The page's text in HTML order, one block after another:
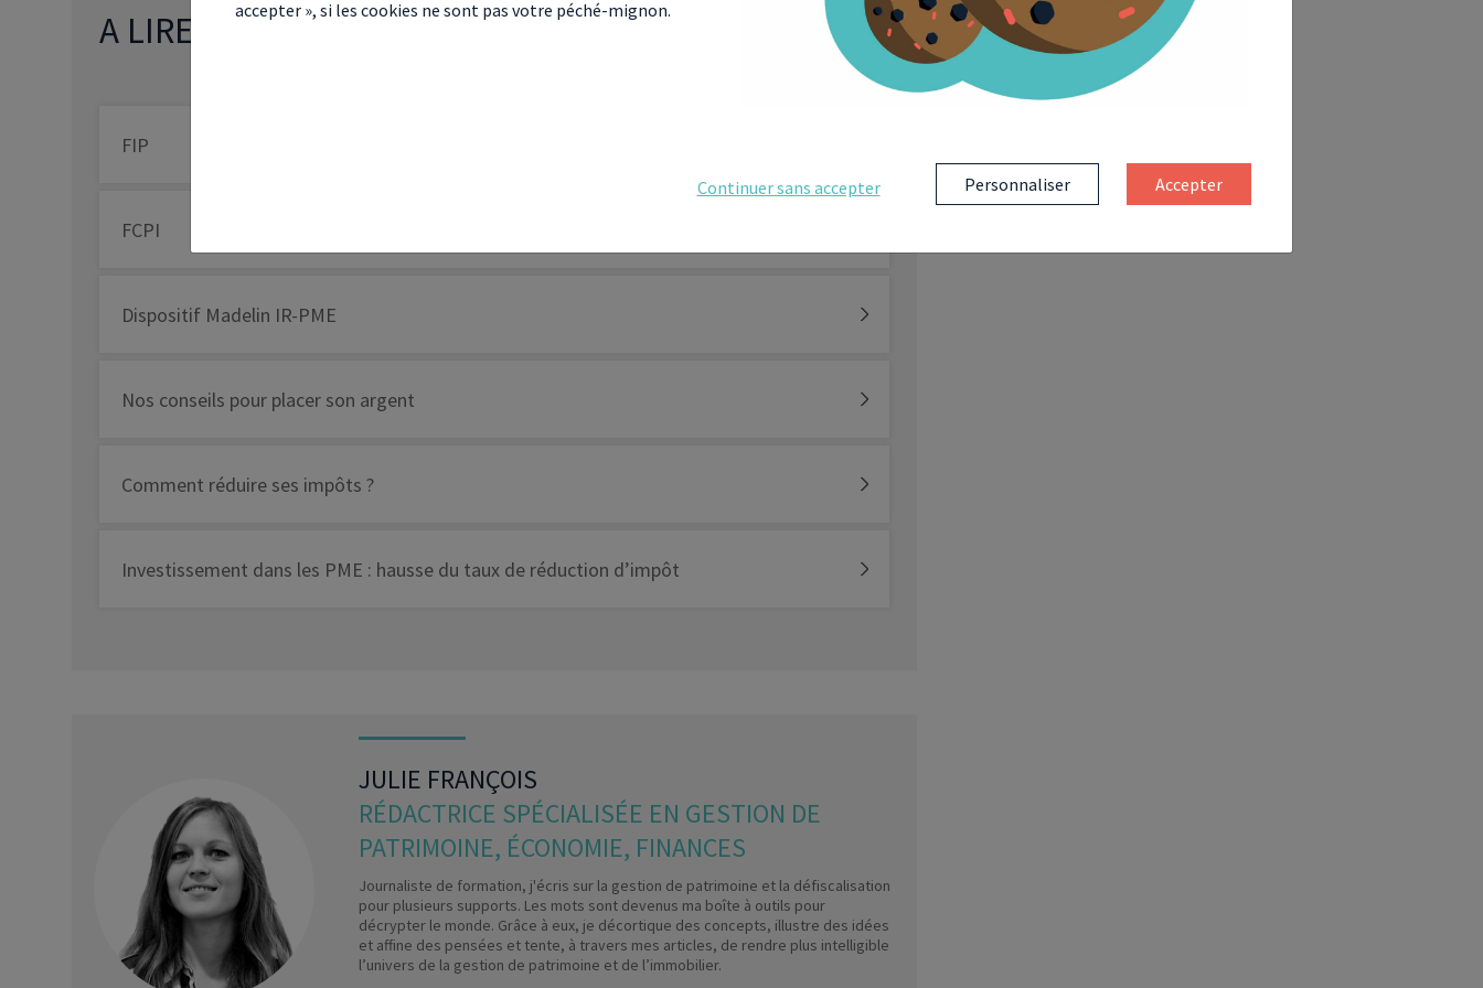
A LIRE ÉGALEMENT
FIP
FCPI
Dispositif Madelin IR-PME
Nos conseils pour placer son argent
Comment réduire ses impôts ?
Investissement dans les PME : hausse du taux de réduction d’impôt
JULIE FRANÇOIS
RÉDACTRICE SPÉCIALISÉE EN GESTION DE
PATRIMOINE, ÉCONOMIE, FINANCES
Journaliste de formation, j'écris sur la gestion de patrimoine et la défiscalisation
pour plusieurs supports. Les mots sont devenus ma boîte à outils pour
décrypter le monde. Grâce à eux, je décortique des concepts, illustre des idées
et affine des pensées et tente, à travers mes articles, de rendre plus intelligible
l’univers de la gestion de patrimoine et de l’immobilier.
accepter », si les cookies ne sont pas votre péché-mignon.
Continuer sans accepter Personnaliser Accepter